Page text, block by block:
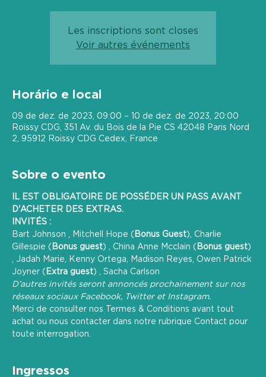
Les inscriptions sont closes
Voir autres événements
Horário e local
09 de dez. de 2023, 09:00 – 10 de dez. de 2023, 20:00
Roissy CDG, 351 Av. du Bois de la Pie CS 42048 Paris Nord
2, 95912 Roissy CDG Cedex, France
Sobre o evento
IL EST OBLIGATOIRE DE POSSÉDER UN PASS AVANT
D'ACHETER DES EXTRAS.
INVITÉS :
Bart Johnson , Mitchell Hope ( Bonus Guest), Charlie
Gillespie ( Bonus guest) , China Anne Mcclain ( Bonus guest)
, Jadah Marie, Kenny Ortega, Madison Reyes, Owen Patrick
Joyner ( Extra guest) , Sacha Carlson
D’autres invités seront annoncés prochainement sur nos
réseaux sociaux Facebook, Twitter et Instagram.
Merci de consulter nos
Termes & Conditions avant tout
achat ou nous contacter dans notre rubrique Contact pour
toute interrogation.
Ingressos